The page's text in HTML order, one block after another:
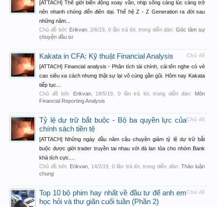
[ATTACH] Thế giới biến động xoay vần, nhịp sống càng lúc càng trở
nên nhanh chóng đến điên dại. Thế hệ Z - Z Generation ra đời sau
những năm...
Chủ đề bởi: Erikvan,2/6/19 , 0 lần trả lời, trong diễn đàn:Góc tâm sự
chuyện đầu tư
Chủ đề
Kakata in CFA: Kỹ thuật Financial Analysis
[ATTACH] Financial analysis - Phân tích tài chính, cái tên nghe có vẻ
cao siêu xa cách nhưng thật sự lại vô cùng gần gũi. Hôm nay Kakata
tiếp tục...
Chủ đề bởi:
Erikvan, 18/5/19 , 0 lần trả lời, trong diễn đàn: Môn
Financial Reporting Analysis
Chủ đề
Tỷ lệ dự trữ bắt buộc - Bộ ba quyền lực của
chính sách tiền tệ
[ATTACH] Những ngày đầu năm câu chuyện giảm tỷ lệ dự trữ bắt
buộc được giới trader truyền tai nhau với đà lan tỏa cho nhóm Bank
khá tích cực....
Chủ đề bởi: Erikvan, 14/2/19, 0 lần trả lời, trong diễn đàn: Thảo luận
chung
Chủ đề
Top 10 bộ phim hay nhất về đầu tư để anh em
học hỏi và thư giãn cuối tuần (Phần 2)